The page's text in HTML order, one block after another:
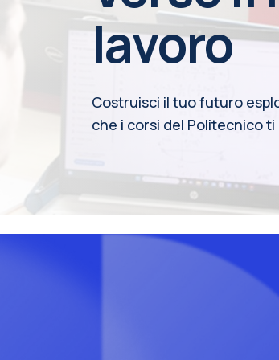
lavoro
Costruisci il tuo futuro
che i corsi del Politecnico